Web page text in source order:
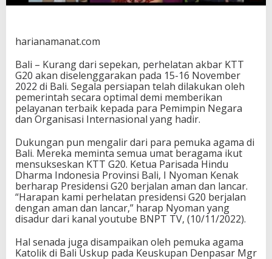
l
i
t
a
U
m
a
t
n
a
S
u
k
s
e
s
k
n
harianamanat.com
Bali – Kurang dari sepekan, perhelatan akbar KTT
G20 akan diselenggarakan pada 15-16 November
2022 di Bali. Segala persiapan telah dilakukan oleh
pemerintah secara optimal demi memberikan
pelayanan terbaik kepada para Pemimpin Negara
dan Organisasi Internasional yang hadir.
Dukungan pun mengalir dari para pemuka agama di
Bali. Mereka meminta semua umat beragama ikut
mensukseskan KTT G20. Ketua Parisada Hindu
Dharma Indonesia Provinsi Bali, I Nyoman Kenak
berharap Presidensi G20 berjalan aman dan lancar.
“Harapan kami perhelatan presidensi G20 berjalan
dengan aman dan lancar,” harap Nyoman yang
disadur dari kanal youtube BNPT TV, (10/11/2022).
Hal senada juga disampaikan oleh pemuka agama
Katolik di Bali Uskup pada Keuskupan Denpasar Mgr